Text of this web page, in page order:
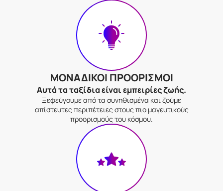
ΜΟΝΑΔΙΚΟΙ ΠΡΟΟΡΙΣΜΟΙ
Αυτά τα ταξίδια είναι εμπειρίες ζωής.
Ξεφεύγουμε από τα συνηθισμένα και ζούμε
απίστευτες περιπέτειες στους πιο μαγευτικούς
προορισμούς του κόσμου.